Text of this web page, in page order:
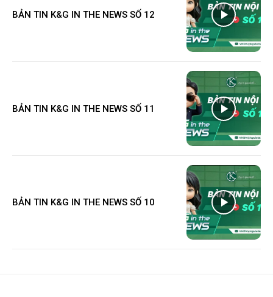
BẢN TIN K&G IN THE NEWS SỐ 12
BẢN TIN K&G IN THE NEWS SỐ 11
BẢN TIN K&G IN THE NEWS SỐ 10